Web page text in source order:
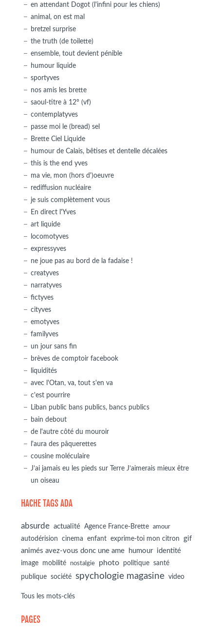
en attendant Dogot (l'infini pour les chiens)
animal, on est mal
bretzel surprise
the truth (de toilette)
ensemble, tout devient pénible
humour liquide
sportyves
nos amis les brette
saoul-titre à 12° (vf)
contemplatyves
passe moi le (bread) sel
Brette Ciel Liquide
humour de Calais, bêtises et dentelle décalées
this is the end yves
ma vie, mon (hors d')oeuvre
rediffusion nucléaire
je suis complètement vous
En direct l'Yves
art liquide
locomotyves
expressyves
ne joue pas au bord de la fadaise !
creatyves
narratyves
fictyves
cityves
emotyves
familyves
un jour sans fin
brèves de comptoir facebook
liquidités
avec l'Otan, va, tout s'en va
c'est pourrire
Liban public bans publics, bancs publics
bain debout
de l'autre côté du mouroir
l'aura des pâquerettes
cousine moléculaire
J’ai jamais eu les pieds sur Terre J’aimerais mieux être
un oiseau
HACHE TAGS ADA
absurde actualité Agence France-Brette amour
autodérision cinema enfant exprime-toi mon citron
gif
animés avez-vous donc une ame
humour identité
image mobilité nostalgie photo politique
santé
publique
société spychologie magasine video
Tous les mots-clés
PAGES